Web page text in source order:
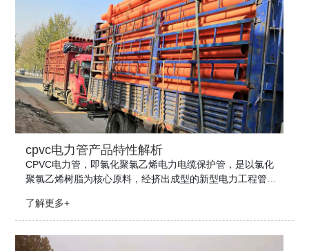
cpvc电力管产品特性解析
CPVC电力管，即氯化聚氯乙烯电力电缆保护管，是以氯化
聚氯乙烯树脂为核心原料，经挤出成型的新型电力工程管
城市电网建设、市政工程、建筑电气线路敷设的核心选择。
了解更多+